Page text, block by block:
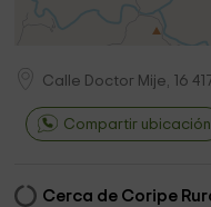
Calle Doctor Mije, 16
Compartir ubicación
Cerca de Coripe